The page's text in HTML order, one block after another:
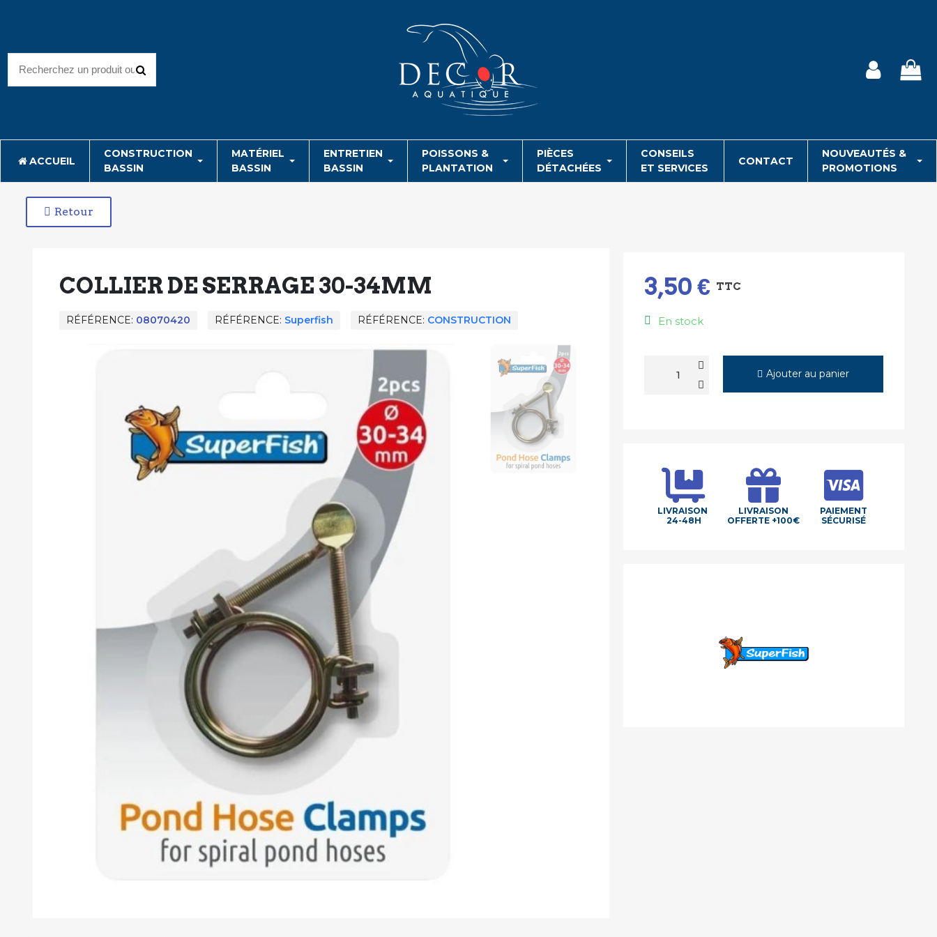
ACCUEIL
CONSTRUCTION
BASSIN
MATÉRIEL
BASSIN
ENTRETIEN
BASSIN
POISSONS &
PLANTATION
PIÈCES
DÉTACHÉES
CONSEILS
ET SERVICES
CONTACT
NOUVEAUTÉS &
PROMOTIONS
Retour
COLLIER DE SERRAGE 30-34MM
RÉFÉRENCE 08070420 RÉFÉRENCE Superfish RÉFÉRENCE CONSTRUCTION
3,50 € TTC
En stock
Ajouter au panier
LIVRAISON
24-48H
LIVRAISON
OFFERTE +100€
PAIEMENT
SÉCURISÉ